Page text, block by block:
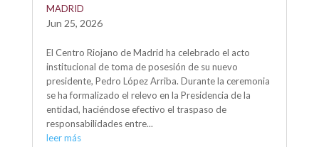
MADRID
Jun 25, 2026
El Centro Riojano de Madrid ha celebrado el acto
institucional de toma de posesión de su nuevo
presidente, Pedro López Arriba. Durante la ceremonia
se ha formalizado el relevo en la Presidencia de la
entidad, haciéndose efectivo el traspaso de
responsabilidades entre...
leer más